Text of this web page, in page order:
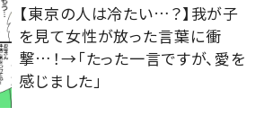
【東京の人は冷たい…？】我が子
を見て女性が放った言葉に衝
撃…！→「たった一言ですが、愛を
感じました」